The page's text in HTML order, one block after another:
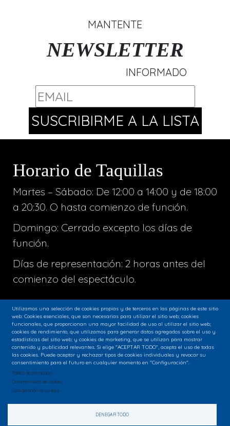
MANTENTE
NEWSLETTER
INFORMADO
Horario de Taquillas
Martes – Sábado: De 12:00 a 14:00 y de 18:00
a 20:30. O hasta comienzo de función.
Domingo: Cerrado excepto los días de
función.
Días de representación: 2 horas antes del
comienzo del espectáculo.
Utilizamos una selección de cookies propias y de terceros en las páginas de este sitio
web: Cookies esenciales, que son necesarias para utilizar el sitio web; cookies
funcionales, que proporcionan una mayor facilidad de uso al utilizar el sitio web;
cookies de rendimiento, que utilizamos para generar datos agregados sobre el uso y
estadísticas del sitio web; y cookies de marketing, que se utilizan para mostrar
contenido y publicidad relevantes. Si elige "ACEPTAR TODO", acepta el uso de todas
las cookies. Puede aceptar y rechazar tipos de cookies individuales y revocar su
consentimiento para el futuro en cualquier momento en "Configuración".
Política de privacidad
Documentación de cookies
Configuración de cookies
DENEGAR TODO